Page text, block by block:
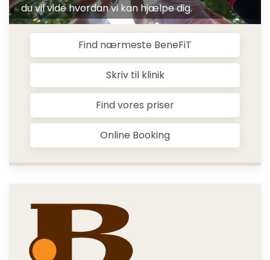
du vil vide hvordan vi kan hjælpe dig.
Find nærmeste BeneFiT
Skriv til klinik
Find vores priser
Online Booking